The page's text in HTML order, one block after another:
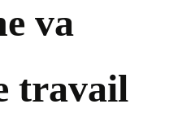
va
travail